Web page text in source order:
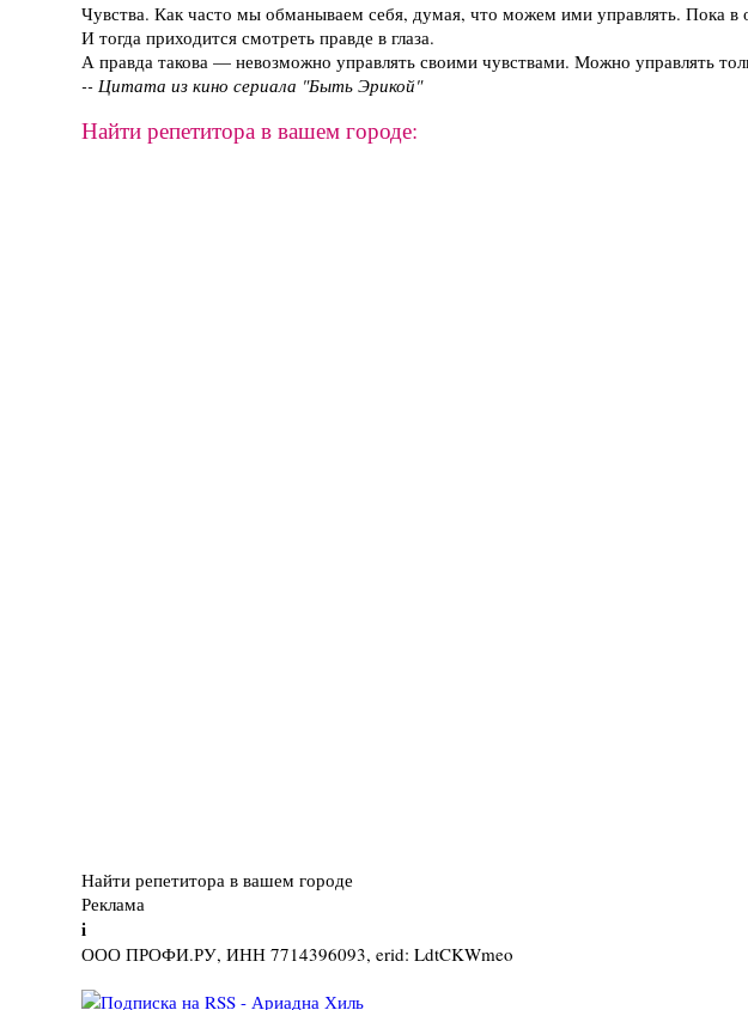
Чувства. Как часто мы обманываем себя, думая, что можем ими управлять. Пока в
И тогда приходится смотреть правде в глаза.
А правда такова — невозможно управлять своими чувствами. Можно управлять
-- Цитата из кино сериала "Быть Эрикой"
Найти репетитора в вашем городе:
Найти репетитора в вашем городе
Реклама
i
ООО ПРОФИ.РУ, ИНН 7714396093, erid: LdtCKWmeo